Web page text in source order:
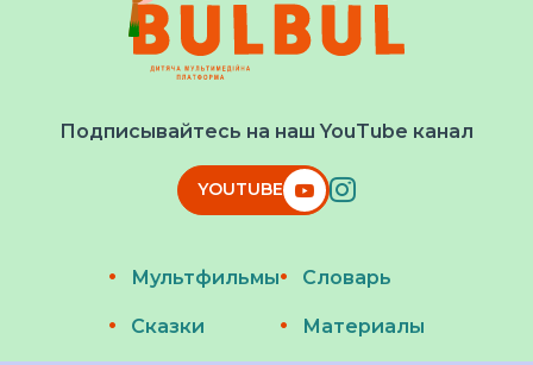
Подписывайтесь на наш YouTube канал
YOUTUBE
Мультфильмы
Сказки
Словарь
Материалы